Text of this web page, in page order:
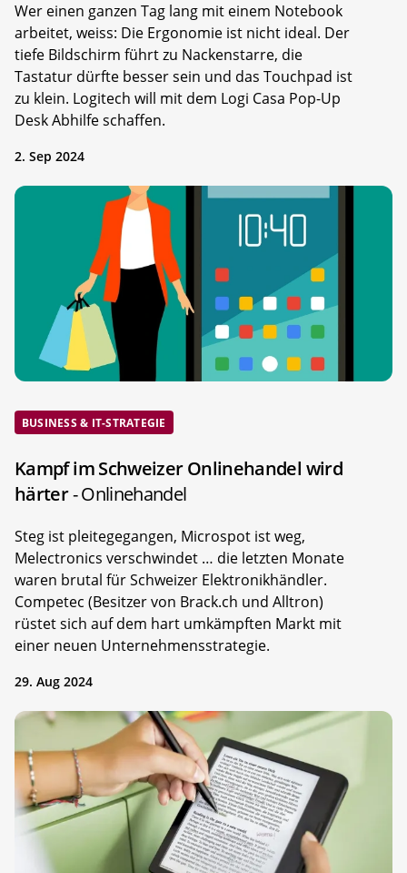
Wer einen ganzen Tag lang mit einem Notebook
arbeitet, weiss: Die Ergonomie ist nicht ideal. Der
tiefe Bildschirm führt zu Nackenstarre, die
Tastatur dürfte besser sein und das Touchpad ist
zu klein. Logitech will mit dem Logi Casa Pop-Up
Desk Abhilfe schaffen.
2. Sep 2024
BUSINESS & IT-STRATEGIE
Kampf im Schweizer Onlinehandel wird
härter- Onlinehandel
Steg ist pleitegegangen, Microspot ist weg,
Melectronics verschwindet … die letzten Monate
waren brutal für Schweizer Elektronikhändler.
Competec (Besitzer von Brack.ch und Alltron)
rüstet sich auf dem hart umkämpften Markt mit
einer neuen Unternehmensstrategie.
29. Aug 2024